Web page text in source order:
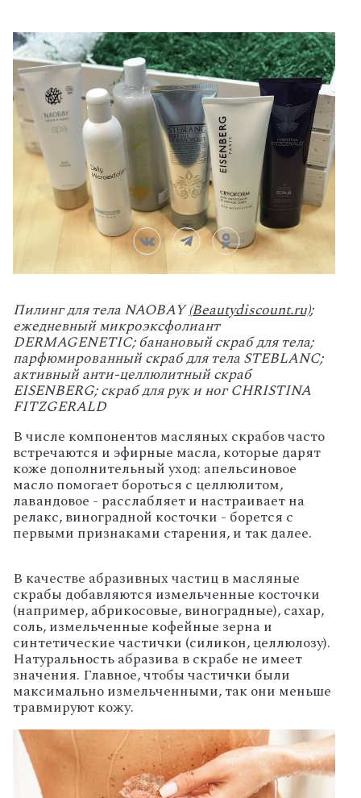
Пилинг для тела NAOBAY(Beautydiscount.ru);
ежедневный микроэксфолиант
DERMAGENETIC; банановый скраб для тела;
парфюмированный скраб для тела STEBLANC;
активный анти-целлюлитный скраб
EISENBERG; скраб для рук и ног CHRISTINA
FITZGERALD
В числе компонентов масляных скрабов часто
встречаются и эфирные масла, которые дарят
коже дополнительный уход: апельсиновое
масло помогает бороться с целлюлитом,
лавандовое - расслабляет и настраивает на
релакс, виноградной косточки - борется с
первыми признаками старения, и так далее.
В качестве абразивных частиц в масляные
скрабы добавляются измельченные косточки
(например, абрикосовые, виноградные), сахар,
соль, измельченные кофейные зерна и
синтетические частички (силикон, целлюлозу).
Натуральность абразива в скрабе не имеет
значения. Главное, чтобы частички были
максимально измельченными, так они меньше
травмируют кожу.